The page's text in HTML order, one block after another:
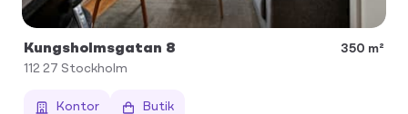
Kungsholmsgatan 8
350 m²
112 27 Stockholm
Kontor Butik